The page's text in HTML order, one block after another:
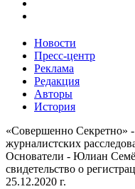
Новости
Пресс-центр
Реклама
Редакция
Авторы
История
«Совершенно Секретно»
журналистских
Основатели - Юлиан
свидетельство о
25.12.2020 г.